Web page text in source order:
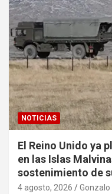
NOTICIAS
El Reino Unido ya
en las Islas
sostenimiento de
4 agosto, 2026 Gonzalo